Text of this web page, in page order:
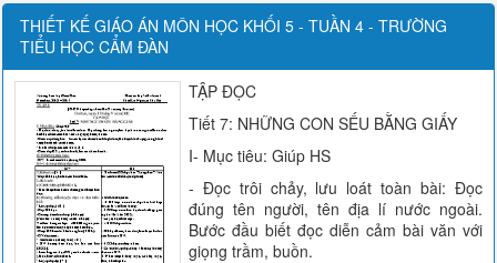
THIẾT KẾ GIÁO ÁN MÔN HỌC KHỐI 5 - TUẦN 4 - TRƯỜNG
TIỂU HỌC CẨM ĐÀN
TẬP ĐỌC
Tiết 7: NHỮNG CON SẾU BẰNG GIẤY
I- Mục tiêu: Giúp HS
- Đọc trôi chảy, lưu loát toàn bài: Đọc
đúng tên người, tên địa lí nước ngoài.
Bước đầu biết đọc diễn cảm bài văn với
giọng trầm, buồn.